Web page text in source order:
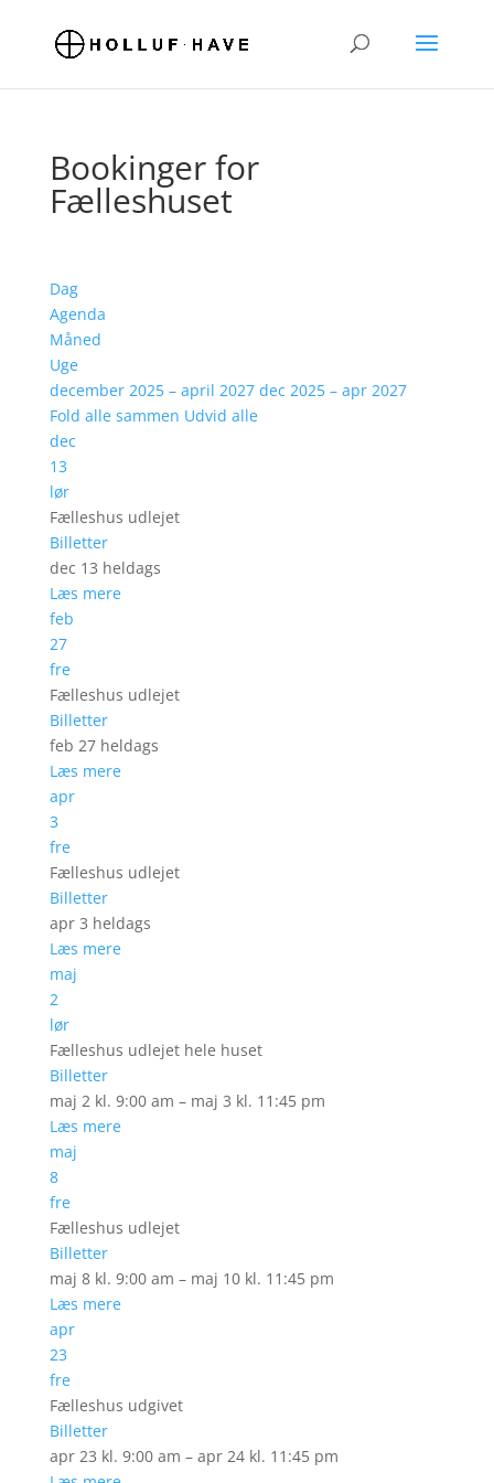
Bookinger for
Fælleshuset
Dag
Agenda
Måned
Uge
december 2025 – april 2027 dec 2025 – apr 2027
Fold alle sammen Udvid alle
dec
13
lør
Fælleshus udlejet
Billetter
dec 13 heldags
Læs mere
feb
27
fre
Fælleshus udlejet
Billetter
feb 27 heldags
Læs mere
apr
3
fre
Fælleshus udlejet
Billetter
apr 3 heldags
Læs mere
maj
2
lør
Fælleshus udlejet hele huset
Billetter
maj 2 kl. 9:00 am – maj 3 kl. 11:45 pm
Læs mere
maj
8
fre
Fælleshus udlejet
Billetter
maj 8 kl. 9:00 am – maj 10 kl. 11:45 pm
Læs mere
apr
23
fre
Fælleshus udgivet
Billetter
apr 23 kl. 9:00 am – apr 24 kl. 11:45 pm